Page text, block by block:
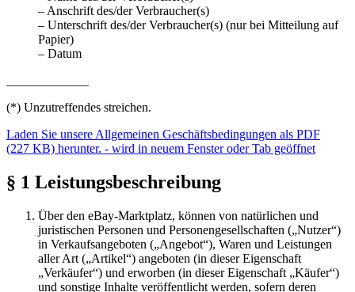
– Anschrift des/der Verbraucher(s)
– Unterschrift des/der Verbraucher(s) (nur bei Mitteilung auf
Papier)
– Datum
(*) Unzutreffendes streichen.
Laden Sie unsere Allgemeinen Geschäftsbedingungen als PDF
(227 KB) herunter. - wird in neuem Fenster oder Tab geöffnet
§ 1 Leistungsbeschreibung
Über den eBay-Marktplatz, können von natürlichen und
juristischen Personen und Personengesellschaften („Nutzer“)
in Verkaufsangeboten („Angebot“), Waren und Leistungen
aller Art („Artikel“) angeboten (in dieser Eigenschaft
„Verkäufer“) und erworben (in dieser Eigenschaft „Käufer“)
und sonstige Inhalte veröffentlicht werden, sofern deren